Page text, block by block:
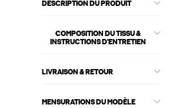
DESCRIPTION DU PRODUIT
COMPOSITION DU TISSU &
INSTRUCTIONS D'ENTRETIEN
LIVRAISON & RETOUR
MENSURATIONS DU MODÈLE